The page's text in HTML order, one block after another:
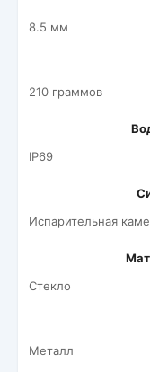
8.5 мм
210 граммов
IP69
Испарительная
Стекло
Металл